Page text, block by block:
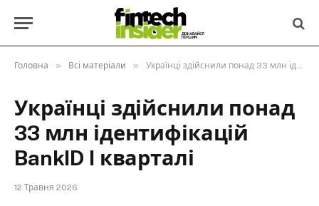
Головна » Всі матеріали » Українці здійснили понад 33 млн ідентифікацій BankID I кварталі
Українці здійснили понад
33 млн ідентифікацій
BankID I кварталі
12 Травня 2026